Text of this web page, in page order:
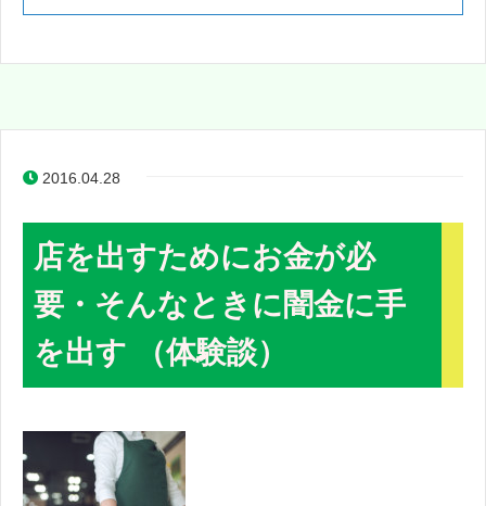
2016.04.28
店を出すためにお金が必
要・そんなときに闇金に手
を出す （体験談）